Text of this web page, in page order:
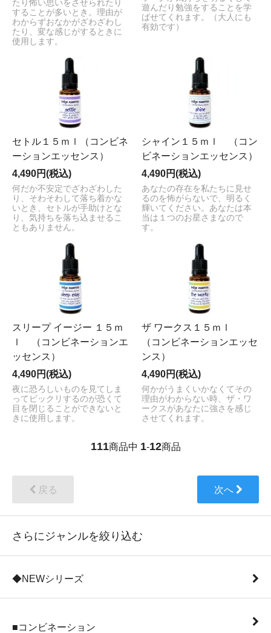
たり怖い思いをさせられたり
することが多いとき。理由が
わからずおなかがざわざわし
たり、変な感じがするときに
使用します。
遊んだり勉強をすることを学
ばせてくれます。（大人にも
有効です）
セトル１５ｍｌ（コンビネ
ーションエッセンス）
4,490円(税込)
何だか不安定でざわざわした
り、そわそわして落ち着かな
いとき、セトルが手助けとな
り、気持ちを落ち込ませるこ
ともありません。
シャイン１５ｍｌ （コン
ビネーションエッセンス）
4,490円(税込)
あなたの存在を私たちに見せ
るのを怖がらないで、明るく
輝いてください。あなたは本
当は１つのお星さまなので
す。
スリープ イージー １５ｍ
ｌ （コンビネーションエ
ッセンス）
4,490円(税込)
夜に恐ろしいものを見てしま
ってビックリするのが恐くて
目を閉じることができないと
きに使用します。
ザ ワークス１５ｍｌ
（コンビネーションエッセ
ンス）
4,490円(税込)
何かがうまくいかなくてその
理由がわからない時、ザ・ワ
ークスがあなたに強さを感じ
させてくれます。
111商品中 1-12商品
戻る 次へ
さらにジャンルを絞り込む
◆NEWシリーズ
■コンビネーション